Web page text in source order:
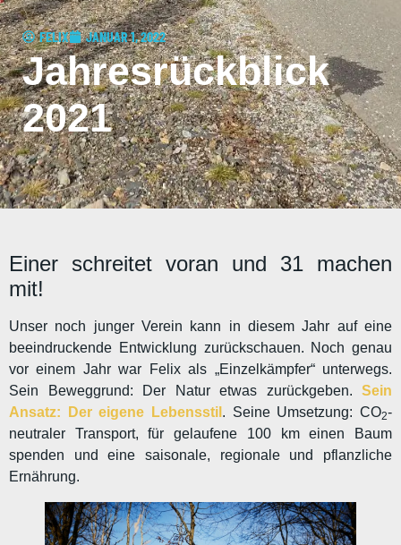
FELIX JANUAR 1, 2022
Jahresrückblick
2021
Einer schreitet voran und 31 machen
mit!
Unser noch junger Verein kann in diesem Jahr auf eine
beeindruckende Entwicklung zurückschauen. Noch genau
vor einem Jahr war Felix als „Einzelkämpfer“ unterwegs.
Sein Beweggrund: Der Natur etwas zurückgeben. Sein
Ansatz: Der eigene Lebensstil . Seine Umsetzung: CO2-
neutraler Transport, für gelaufene 100 km einen Baum
spenden und eine saisonale, regionale und pflanzliche
Ernährung.